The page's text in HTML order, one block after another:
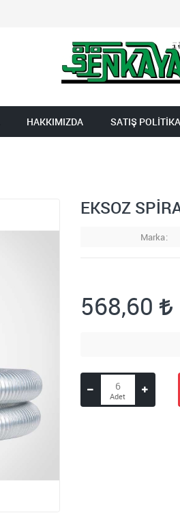
HAKKIMIZDA SATIŞ
EKSOZ
Marka
568,60